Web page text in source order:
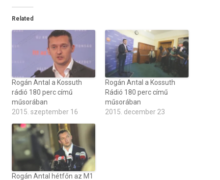
Related
Rogán Antal a Kossuth
rádió 180 perc című
műsorában
2015. szeptember 16
Rogán Antal a Kossuth
Rádió 180 perc című
műsorában
2015. december 23
Rogán Antal hétfőn az M1